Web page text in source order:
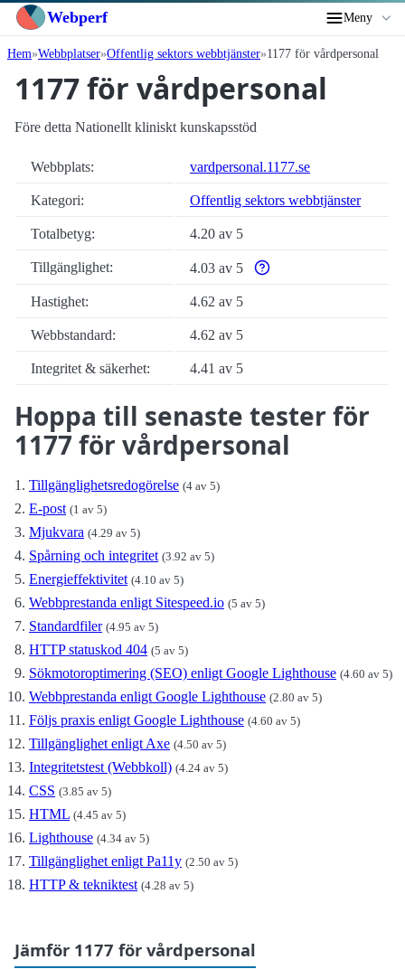
Webperf Meny
Hem Webbplatser Offentlig sektors webbtjänster 1177 för vårdpersonal
1177 för vårdpersonal
Före detta Nationellt kliniskt kunskapsstöd
Webbplats: vardpersonal.1177.se
Kategori: Offentlig sektors webbtjänster
Totalbetyg: 4.20 av 5
Tillgänglighet: 4.03 av 5
Varför enbart
Hastighet:
4.62 av 5
Webbstandard: 4.62 av 5
Integritet & säkerhet: 4.41 av 5
Hoppa till senaste tester för
1177 för vårdpersonal
Tillgänglighetsredogörelse (4 av 5)
E-post (1 av 5)
Mjukvara (4.29 av 5)
Spårning och integritet (3.92 av 5)
Energieffektivitet (4.10 av 5)
Webbprestanda enligt Sitespeed.io (5 av 5)
Standardfiler (4.95 av 5)
HTTP statuskod 404 (5 av 5)
Sökmotoroptimering (SEO) enligt Google Lighthouse (4.60 av 5)
Webbprestanda enligt Google Lighthouse (2.80 av 5)
Följs praxis enligt Google Lighthouse (4.60 av 5)
Tillgänglighet enligt Axe (4.50 av 5)
Integritetstest (Webbkoll) (4.24 av 5)
CSS (3.85 av 5)
HTML (4.45 av 5)
Lighthouse (4.34 av 5)
Tillgänglighet enligt Pa11y (2.50 av 5)
HTTP & tekniktest (4.28 av 5)
Jämför 1177 för vårdpersonal